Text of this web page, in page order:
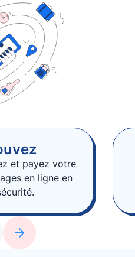
et payez votre
en ligne en